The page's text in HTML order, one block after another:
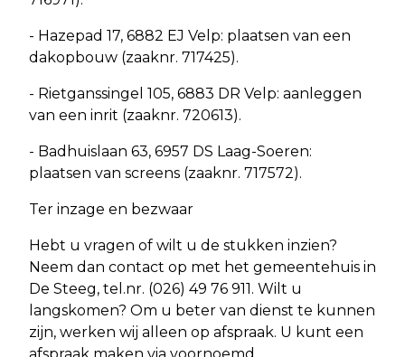
- Hazepad 17, 6882 EJ Velp: plaatsen van een
dakopbouw (zaaknr. 717425).
- Rietganssingel 105, 6883 DR Velp: aanleggen
van een inrit (zaaknr. 720613).
- Badhuislaan 63, 6957 DS Laag-Soeren:
plaatsen van screens (zaaknr. 717572).
Ter inzage en bezwaar
Hebt u vragen of wilt u de stukken inzien?
Neem dan contact op met het gemeentehuis in
De Steeg, tel.nr. (026) 49 76 911. Wilt u
langskomen? Om u beter van dienst te kunnen
zijn, werken wij alleen op afspraak. U kunt een